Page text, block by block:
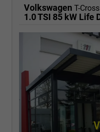
Volkswagen T-Cross